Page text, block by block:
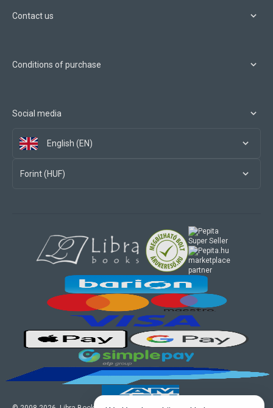
Contact us
Conditions of purchase
Social media
English (EN)
Forint (HUF)
marketplace
partner